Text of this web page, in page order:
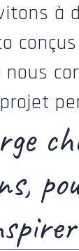
à